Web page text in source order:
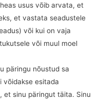
usus võib arvata, et
et vastata seadustele
või kui on vaja
või muul moel
päringu nõustud sa
võidakse esitada
et sinu päringut täita. Sinu